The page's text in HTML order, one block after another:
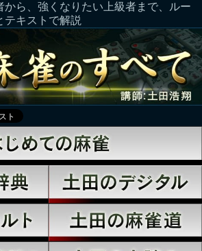
から、強くなりたい上級者まで、ルー
テキストで解説